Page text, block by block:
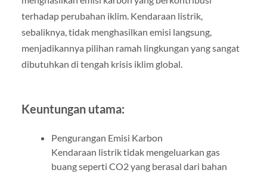
terhadap perubahan iklim. Kendaraan listrik,
sebaliknya, tidak menghasilkan emisi langsung,
menjadikannya pilihan ramah lingkungan yang sangat
dibutuhkan di tengah krisis iklim global.
Keuntungan utama:
Pengurangan Emisi Karbon
Kendaraan listrik tidak mengeluarkan gas
buang seperti CO2 yang berasal dari bahan